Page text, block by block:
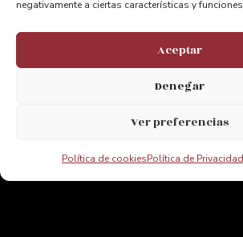
negativamente a ciertas características y
Aceptar
Denegar
Ver preferencias
Política de cookiesPolítica de Privacidad
marketing y permitir este